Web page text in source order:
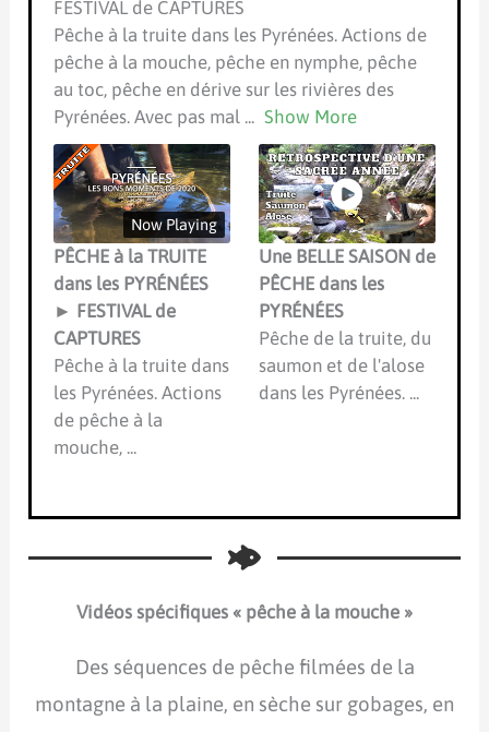
FESTIVAL de CAPTURES
Pêche à la truite dans les Pyrénées. Actions de
pêche à la mouche, pêche en nymphe, pêche
au toc, pêche en dérive sur les rivières des
Pyrénées. Avec pas mal ... Show More
Now Playing
PÊCHE à la TRUITE
dans les PYRÉNÉES
► FESTIVAL de
CAPTURES
Pêche à la truite dans
les Pyrénées. Actions
de pêche à la
mouche, ...
Une BELLE SAISON de
PÊCHE dans les
PYRÉNÉES
Pêche de la truite, du
saumon et de l'alose
dans les Pyrénées. ...
Vidéos spécifiques « pêche à la mouche »
Des séquences de pêche filmées de la
montagne à la plaine, en sèche sur gobages, en